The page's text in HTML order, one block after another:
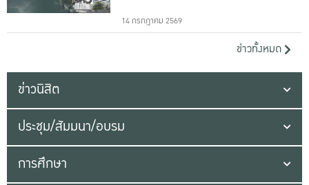
14 กรกฎาคม 2569
ข่าวทั้งหมด
ข่าวนิสิต
ประชุม/สัมมนา/อบรม
การศึกษา